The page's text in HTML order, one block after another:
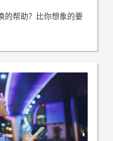
的帮助？比你想象的要